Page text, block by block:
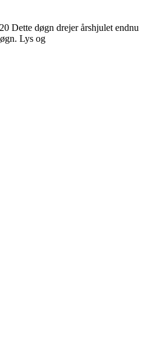
Dette døgn drejer årshjulet endnu
Lys og